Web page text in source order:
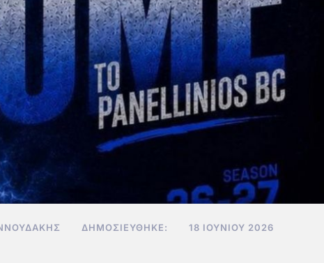
ΔΗΜΟΣΙΕΎΘΗΚΕ: 18 ΙΟΥΝΊΟΥ 2026